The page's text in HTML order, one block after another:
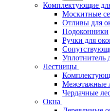
Комплектующие
Москитные
Отливы для
Подоконники
Ручки для
Уплотнитель
Лестницы
Межэтажные
Чердачные
Окна